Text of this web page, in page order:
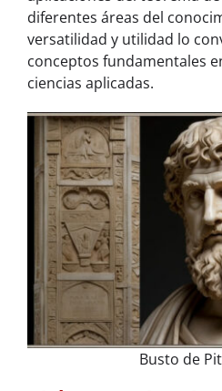
diferentes áreas del
versatilidad y utilidad lo
conceptos fundamentales
ciencias aplicadas.
Busto de